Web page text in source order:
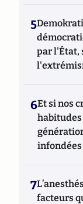
5
par l'État,
6Et si nos
infondées
7
facteurs